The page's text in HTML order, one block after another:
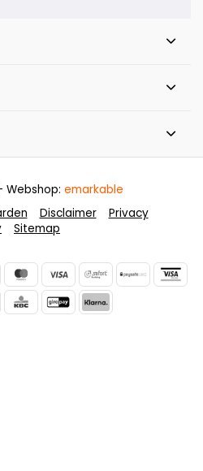
Disclaimer
Privacy
Sitemap
Webshop: emarkable